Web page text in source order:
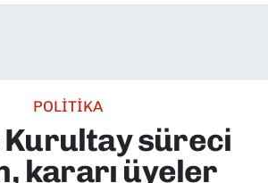
POLİTİKA
Kurultay süreci
kararı üyeler
Durumu ve Fikstür